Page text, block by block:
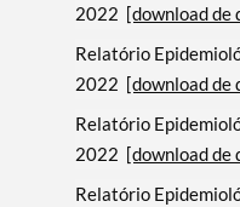
2022 [download de
Relatório
2022 [download de
Relatório
2022 [download de
Relatório